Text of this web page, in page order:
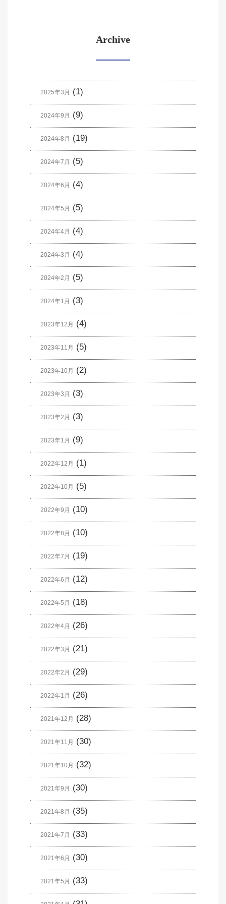
Archive
2025年3月 (1)
2024年9月 (9)
2024年8月 (19)
2024年7月 (5)
2024年6月 (4)
2024年5月 (5)
2024年4月 (4)
2024年3月 (4)
2024年2月 (5)
2024年1月 (3)
2023年12月 (4)
2023年11月 (5)
2023年10月 (2)
2023年3月 (3)
2023年2月 (3)
2023年1月 (9)
2022年12月 (1)
2022年10月 (5)
2022年9月 (10)
2022年8月 (10)
2022年7月 (19)
2022年6月 (12)
2022年5月 (18)
2022年4月 (26)
2022年3月 (21)
2022年2月 (29)
2022年1月 (26)
2021年12月 (28)
2021年11月 (30)
2021年10月 (32)
2021年9月 (30)
2021年8月 (35)
2021年7月 (33)
2021年6月 (30)
2021年5月 (33)